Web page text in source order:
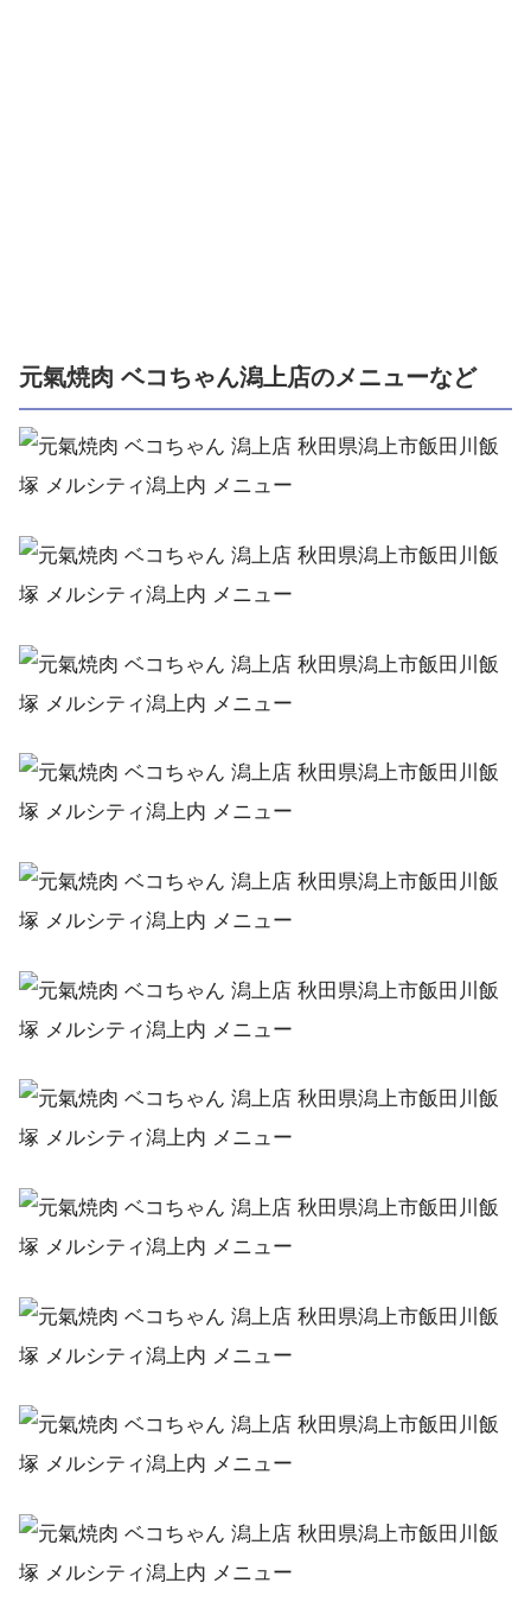
元氣焼肉 ベコちゃん潟上店のメニューなど